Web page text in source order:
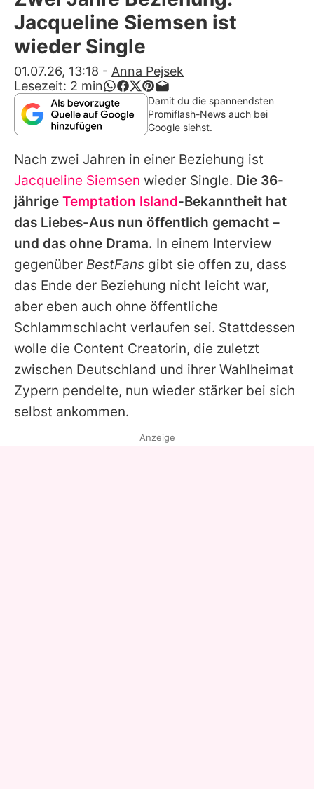
Alle Themen auf Promiflash
App runterladen
Team
Redaktionelle Richtlinien
Impressum
Datenschutzerklärung
Nutzungsbedingungen
Utiq verwalten
Jacqueline Siemsen ist
wieder Single
01.07.26, 13:18 - Anna Pejsek
Lesezeit: 2 min
Damit du die spannendsten
Promiflash-News auch bei
Google siehst.
Nach zwei Jahren in einer Beziehung ist
Jacqueline Siemsen wieder Single. Die 36-
jährige Temptation Island-Bekanntheit hat
das Liebes-Aus nun öffentlich gemacht –
und das ohne Drama. In einem Interview
gegenüber BestFans gibt sie offen zu, dass
das Ende der Beziehung nicht leicht war,
aber eben auch ohne öffentliche
Schlammschlacht verlaufen sei. Stattdessen
wolle die Content Creatorin, die zuletzt
zwischen Deutschland und ihrer Wahlheimat
Zypern pendelte, nun wieder stärker bei sich
selbst ankommen.
Anzeige